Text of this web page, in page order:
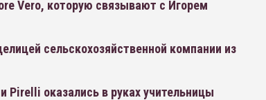
Vero, которую связывают с Игорем
сельскохозяйственной компании из
Pirelli оказались в руках учительницы